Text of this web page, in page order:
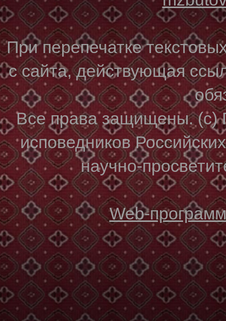
При перепечатке
с сайта, действующая
Все права защищены. (с)
исповедников
научно-
Web-